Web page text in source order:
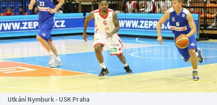
DALŠÍ SPORTY
Americký fotbal
Baseball a softbal
Basketbal
Biatlon
NEPŘEHLÉDNĚTE
Historické návraty
Aplikace ČT sport
Utkání Nymburk - USK Praha